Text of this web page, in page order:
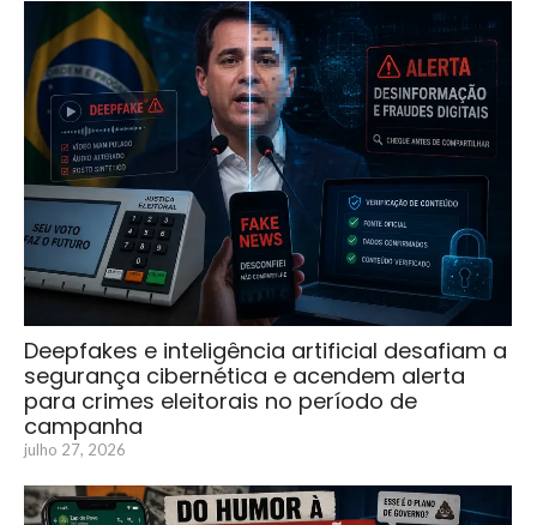
Deepfakes e inteligência artificial desafiam a
segurança cibernética e acendem alerta
para crimes eleitorais no período de
campanha
julho 27, 2026